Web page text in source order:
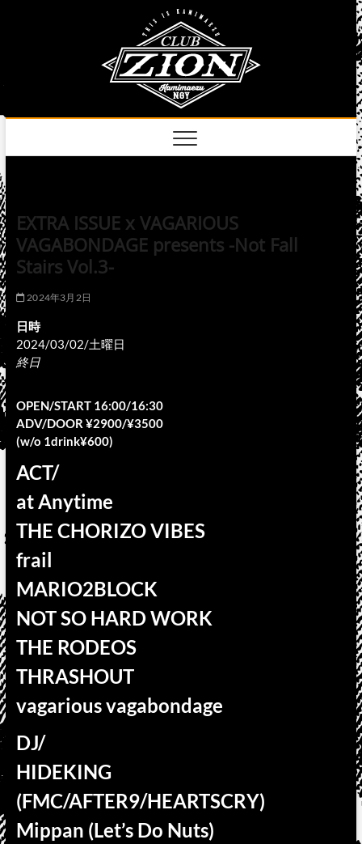
EXTRA ISSUE x VAGARIOUS
VAGABONDAGE presents -Not Fall
Stairs Vol.3-
2024年3月2日
日時
2024/03/02/土曜日
終日
OPEN/START 16:00/16:30
ADV/DOOR ¥2900/¥3500
(w/o 1drink¥600)
ACT/
at Anytime
THE CHORIZO VIBES
frail
MARIO2BLOCK
NOT SO HARD WORK
THE RODEOS
THRASHOUT
vagarious vagabondage
DJ/
HIDEKING
(FMC/AFTER9/HEARTSCRY)
Mippan (Let’s Do Nuts)